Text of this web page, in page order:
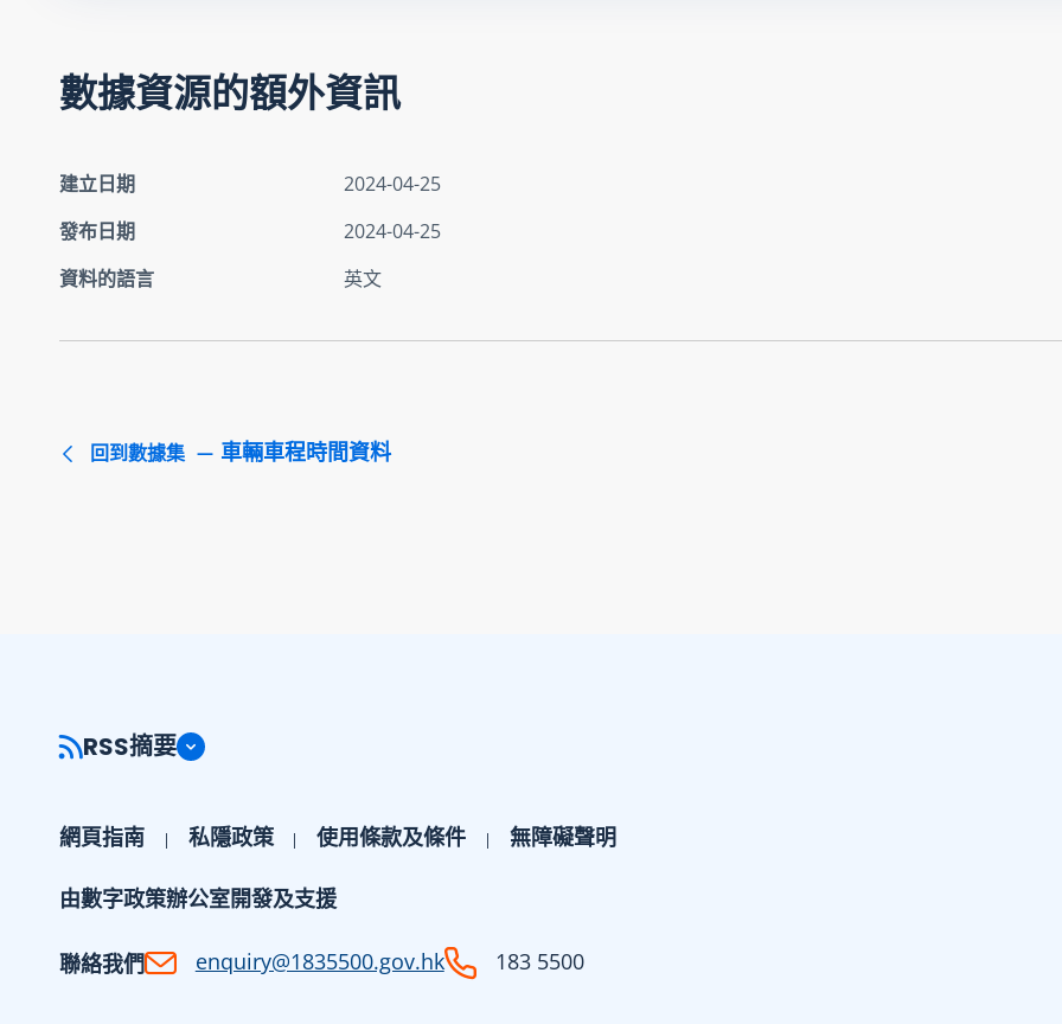
數據資源的額外資訊
建立日期
2024-04-25
發布日期
2024-04-25
資料的語言
英文
回到數據集 車輛車程時間資料
RSS摘要
網頁指南 私隱政策 使用條款及條件 無障礙聲明
由數字政策辦公室開發及支援
聯絡我們 enquiry@1835500.gov.hk 183 5500